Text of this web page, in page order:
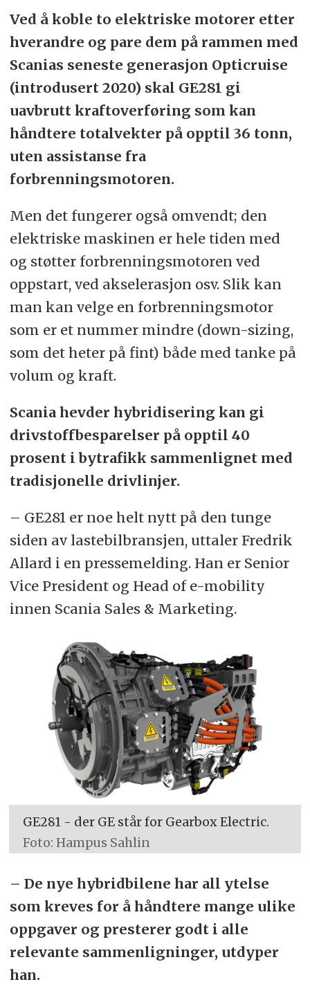
Ved å koble to elektriske motorer etter
hverandre og pare dem på rammen med
Scanias seneste generasjon Opticruise
(introdusert 2020) skal GE281 gi
uavbrutt kraftoverføring som kan
håndtere totalvekter på opptil 36 tonn,
uten assistanse fra
forbrenningsmotoren.
Men det fungerer også omvendt; den
elektriske maskinen er hele tiden med
og støtter forbrenningsmotoren ved
oppstart, ved akselerasjon osv. Slik kan
man kan velge en forbrenningsmotor
som er et nummer mindre (down-sizing,
som det heter på fint) både med tanke på
volum og kraft.
Scania hevder hybridisering kan gi
drivstoffbesparelser på opptil 40
prosent i bytrafikk sammenlignet med
tradisjonelle drivlinjer.
– GE281 er noe helt nytt på den tunge
siden av lastebilbransjen, uttaler Fredrik
Allard i en pressemelding. Han er Senior
Vice President og Head of e-mobility
innen Scania Sales & Marketing.
GE281 - der GE står for Gearbox Electric.
Foto: Hampus Sahlin
– De nye hybridbilene har all ytelse
som kreves for å håndtere mange ulike
oppgaver og presterer godt i alle
relevante sammenligninger, utdyper
han.